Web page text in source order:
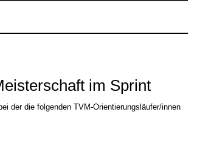
im Sprint
der die folgenden TVM-Orientierungsläufer/innen